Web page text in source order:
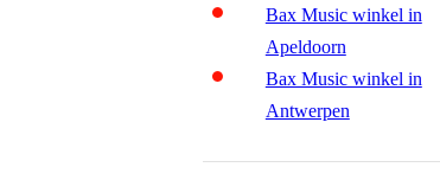
Bax Music winkel in
Apeldoorn
Bax Music winkel in
Antwerpen